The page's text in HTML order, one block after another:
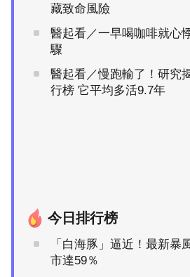
藏致命風險
醫起看／一早喝咖啡就心
驟
醫起看／慢跑輸了！研究
行榜 它平均多活9.7年
今日排行榜
「白海豚」逼近！最新暴
市達59％